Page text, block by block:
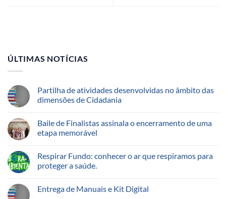
ÚLTIMAS NOTÍCIAS
Partilha de atividades desenvolvidas no âmbito das
dimensões de Cidadania
Baile de Finalistas assinala o encerramento de uma
etapa memorável
Respirar Fundo: conhecer o ar que respiramos para
proteger a saúde.
Entrega de Manuais e Kit Digital